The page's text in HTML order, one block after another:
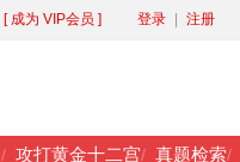
[ 成为 VIP会员 ] 登录 注册
/ 攻打黄金十二宫/ 真题检索/